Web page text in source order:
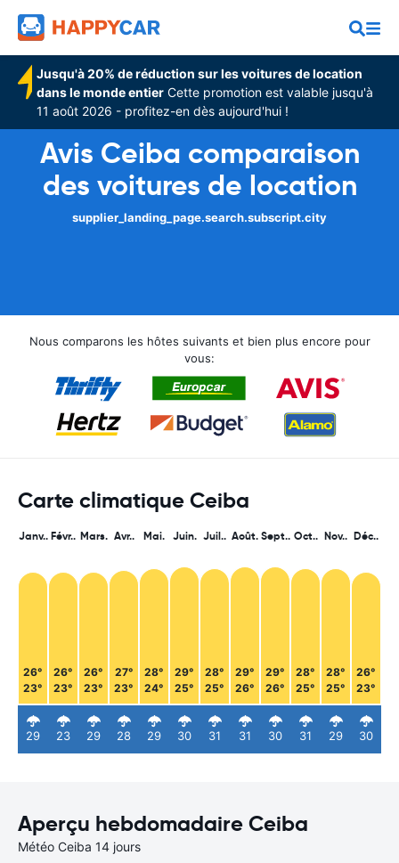
Jusqu'à 20% de réduction sur les voitures de location
dans le monde entier Cette promotion est valable jusqu'à
11 août 2026 - profitez-en dès aujourd'hui !
Avis Ceiba comparaison
des voitures de location
supplier_landing_page.search.subscript.city
Nous comparons les hôtes suivants et bien plus encore pour
vous:
Carte climatique Ceiba
Janv..
26°
23°
29
Févr..
26°
23°
23
Mars.
26°
23°
29
Avr..
27°
23°
28
Mai.
28°
24°
29
Juin.
29°
25°
30
Juil..
28°
25°
31
Août.
29°
26°
31
Sept..
29°
26°
30
Oct..
28°
25°
31
Nov..
28°
25°
29
Déc..
26°
23°
30
Aperçu hebdomadaire Ceiba
Météo Ceiba 14 jours